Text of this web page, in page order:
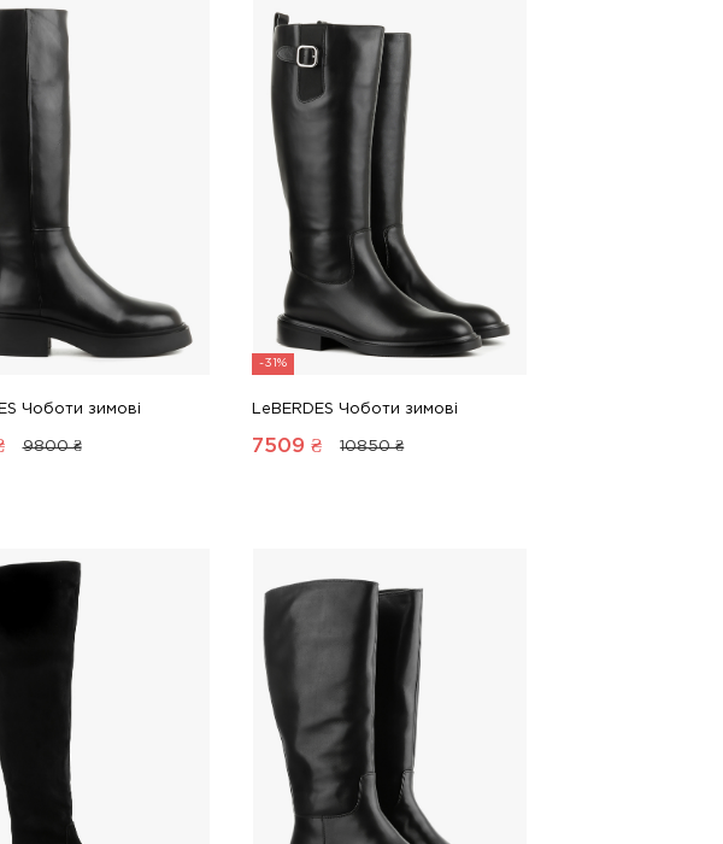
Чоботи зимові
9800 ₴
-31%
LeBERDES Чоботи зимові
7509 ₴ 10850 ₴